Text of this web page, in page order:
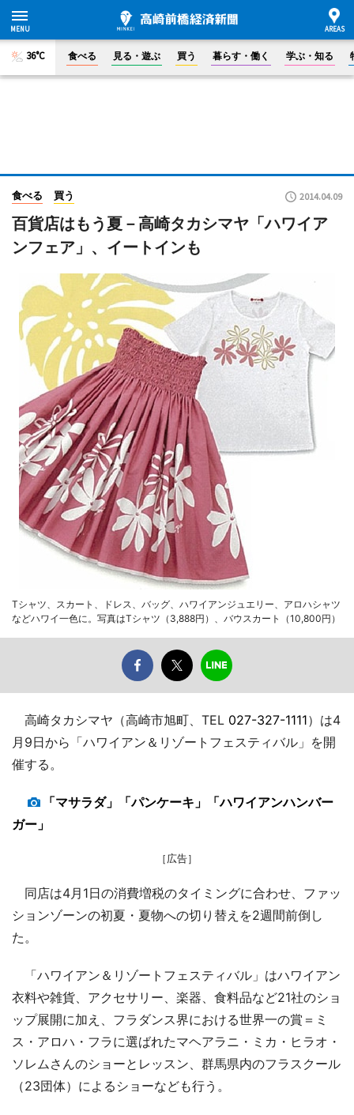
36°C 食べる 見る・遊ぶ 買う 暮らす・働く 学ぶ・知る
食べる 買う 2014.04.09
百貨店はもう夏－高崎タカシマヤ「ハワイア
ンフェア」、イートインも
Tシャツ、スカート、ドレス、バッグ、ハワイアンジュエリー、アロハシャツ
などハワイ一色に。写真はTシャツ（3,888円）、バウスカート（10,800円）
高崎タカシマヤ（高崎市旭町、TEL 027-327-1111）は4
月9日から「ハワイアン＆リゾートフェスティバル」を開
催する。
「マサラダ」「パンケーキ」「ハワイアンハンバー
ガー」
［広告］
同店は4月1日の消費増税のタイミングに合わせ、ファッ
ションゾーンの初夏・夏物への切り替えを2週間前倒し
た。
「ハワイアン＆リゾートフェスティバル」はハワイアン
衣料や雑貨、アクセサリー、楽器、食料品など21社のショ
ップ展開に加え、フラダンス界における世界一の賞＝ミ
ス・アロハ・フラに選ばれたマヘアラニ・ミカ・ヒラオ・
ソレムさんのショーとレッスン、群馬県内のフラスクール
（23団体）によるショーなども行う。